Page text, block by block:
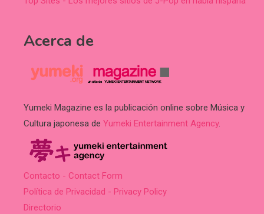
Acerca de
Yumeki Magazine es la publicación online sobre Música y
Cultura japonesa de Yumeki Entertainment Agency.
Contacto - Contact Form
Política de Privacidad - Privacy Policy
Directorio